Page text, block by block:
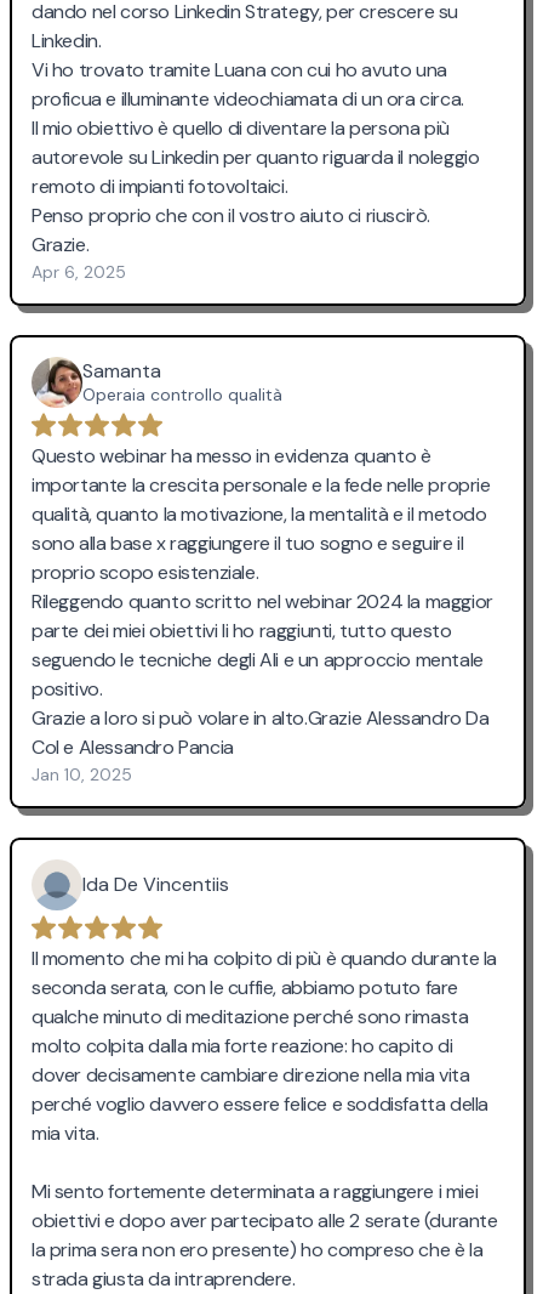
dando nel corso Linkedin Strategy, per crescere su
Linkedin.
Vi ho trovato tramite Luana con cui ho avuto una
proficua e illuminante videochiamata di un ora circa.
Il mio obiettivo è quello di diventare la persona più
autorevole su Linkedin per quanto riguarda il noleggio
remoto di impianti fotovoltaici.
Penso proprio che con il vostro aiuto ci riuscirò.
Grazie.
Apr 6, 2025
Samanta
Operaia controllo qualità
Questo webinar ha messo in evidenza quanto è
importante la crescita personale e la fede nelle proprie
qualità, quanto la motivazione, la mentalità e il metodo
sono alla base x raggiungere il tuo sogno e seguire il
proprio scopo esistenziale.
Rileggendo quanto scritto nel webinar 2024 la maggior
parte dei miei obiettivi li ho raggiunti, tutto questo
seguendo le tecniche degli Ali e un approccio mentale
positivo.
Grazie a loro si può volare in alto.Grazie Alessandro Da
Col e Alessandro Pancia
Jan 10, 2025
Ida De Vincentiis
Il momento che mi ha colpito di più è quando durante la
seconda serata, con le cuffie, abbiamo potuto fare
qualche minuto di meditazione perché sono rimasta
molto colpita dalla mia forte reazione: ho capito di
dover decisamente cambiare direzione nella mia vita
perché voglio davvero essere felice e soddisfatta della
mia vita.
Mi sento fortemente determinata a raggiungere i miei
obiettivi e dopo aver partecipato alle 2 serate (durante
la prima sera non ero presente) ho compreso che è la
strada giusta da intraprendere.